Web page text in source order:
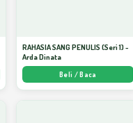
RAHASIA SANG PENULIS (Seri 1) -
Arda Dinata
Beli / Baca